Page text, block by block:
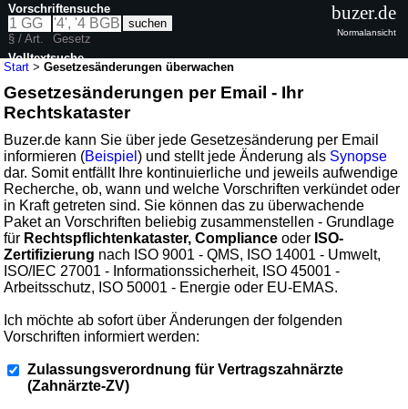
Start >Gesetzesänderungen überwachen
Gesetzesänderungen per Email - Ihr
Rechtskataster
Buzer.de kann Sie über jede Gesetzesänderung per Email
informieren (Beispiel) und stellt jede Änderung als Synopse
dar. Somit entfällt Ihre kontinuierliche und jeweils aufwendige
Recherche, ob, wann und welche Vorschriften verkündet oder
in Kraft getreten sind. Sie können das zu überwachende
Paket an Vorschriften beliebig zusammenstellen - Grundlage
für Rechtspflichtenkataster, Compliance oder ISO-
Zertifizierung nach ISO 9001 - QMS, ISO 14001 - Umwelt,
ISO/IEC 27001 - Informationssicherheit, ISO 45001 -
Arbeitsschutz, ISO 50001 - Energie oder EU-EMAS.
Ich möchte ab sofort über Änderungen der folgenden
Vorschriften informiert werden:
Zulassungsverordnung für Vertragszahnärzte
(Zahnärzte-ZV)
Vorschriftensuche
§ / Art.
Gesetz
Volltextsuche
buzer.de
Normalansicht